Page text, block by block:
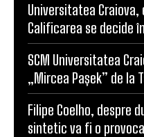
Universitatea Craiova,
Calificarea se decide
SCM Universitatea
„Mircea Pașek” de la
Filipe Coelho, despre
sintetic va fi o